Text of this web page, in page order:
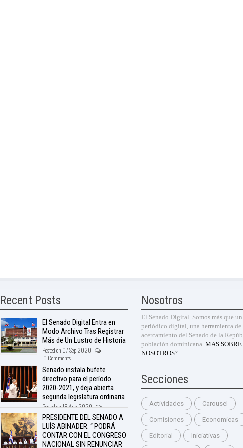
Recent Posts
El Senado Digital Entra en
Modo Archivo Tras Registrar
Más de Un Lustro de Historia
Posted on 07 Sep 2020 -
0 Comments
Senado instala bufete
directivo para el período
2020-2021, y deja abierta
segunda legislatura ordinaria
Posted on 18 Aug 2020 -
0 Comments
PRESIDENTE DEL SENADO A
LUÍS ABINADER: “ PODRÁ
CONTAR CON EL CONGRESO
NACIONAL SIN RENUNCIAR
Nosotros
El Senado Digital. Somos más que un
periódico digital, una herramienta de
acercamiento del Senado de la
población dominicana.MAS SOBRE
NOSOTROS?
Secciones
Actividades Carousel
Comisiones Economicas
Editorial Iniciativas